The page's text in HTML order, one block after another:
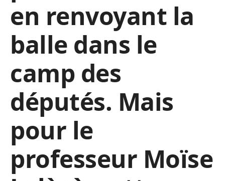
en renvoyant la
balle dans le
camp des
députés. Mais
pour le
professeur Moïse